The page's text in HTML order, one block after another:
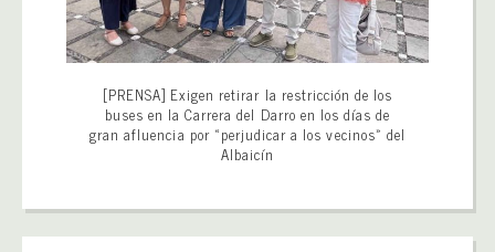
[PRENSA] Exigen retirar la restricción de los
buses en la Carrera del Darro en los días de
gran afluencia por «perjudicar a los vecinos» del
Albaicín